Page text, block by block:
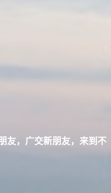
友，广交新朋友，来到不